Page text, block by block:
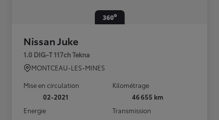
Nissan Juke
1.0 DIG-T 117ch Tekna
MONTCEAU-LES-MINES
Mise en circulation
02-2021
Kilométrage
46 655 km
Energie
Transmission